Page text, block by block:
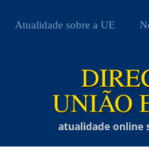
Atualidade sobre a UE
atualidade online